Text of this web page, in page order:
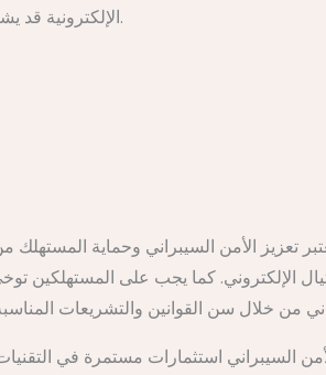
الإلكترونية قد يشكل عائقًا أمام نموها. محاربة عمليات الاحتيال الإلكتروني تعتبر تحديًا كبيرًا أيضًا، وتتطلب تعاونًا وثيقًا بين الشركات وجهات إنفاذ القانون.
تعزيز الأمن السيبراني وحماية المستهلك
الإلكتروني. كما يجب على المستهلكين
السيبراني استثمارات مستمرة في